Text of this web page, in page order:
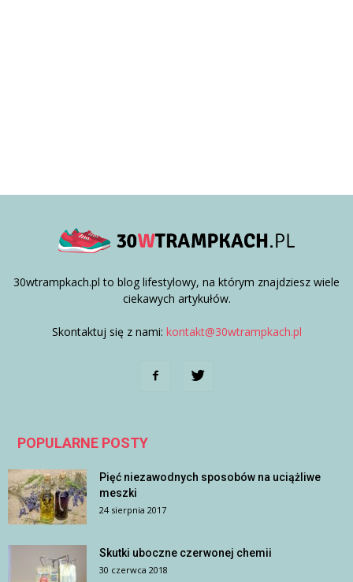
30wtrampkach.pl to blog lifestylowy, na którym znajdziesz wiele
ciekawych artykułów.
Skontaktuj się z nami: kontakt@30wtrampkach.pl
POPULARNE POSTY
Pięć niezawodnych sposobów na uciążliwe
meszki
24 sierpnia 2017
Skutki uboczne czerwonej chemii
30 czerwca 2018